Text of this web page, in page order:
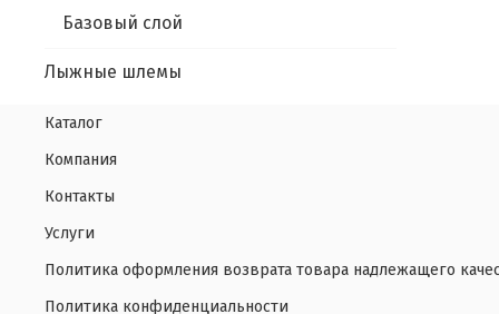
Базовый слой
Лыжные шлемы
Каталог
Компания
Контакты
Услуги
Политика оформления возврата товара надлежащего
Политика конфиденциальности